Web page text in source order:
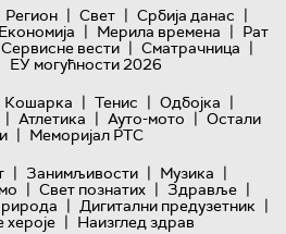
Регион | Свет | Србија данас |
Економија | Мерила времена | Рат
Сервисне вести | Сматрачница |
ЕУ могућности 2026
Кошарка | Тенис | Одбојка |
| Атлетика | Ауто-мото | Остали
| Меморијал РТС
| Занимљивости | Музика |
| Свет познатих | Здравље |
| Дигитални предузетник |
хероје | Наизглед здрав